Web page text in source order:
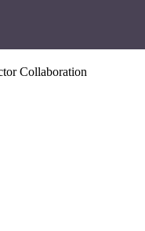
Collaboration